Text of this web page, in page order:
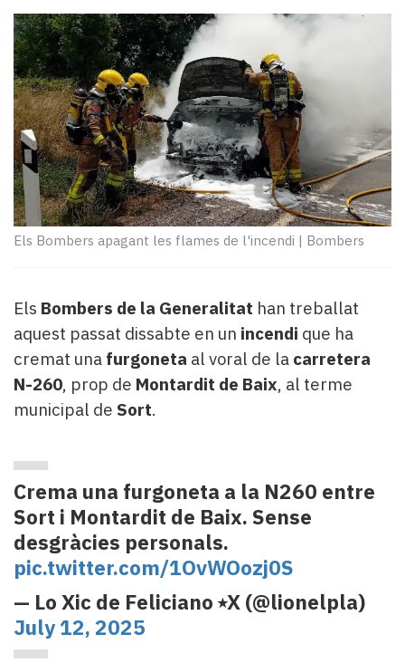
i
mitjans
El
temps
Reportatges
Entrevistes
Enquestes
A
escena!
Dis
la
teva!
newsletter
Pallars
Contingut
patrocinat
Lo
Editorial
Els Bombers apagant les flames de l'incendi | Bombers
Els Bombers de la Generalitat han treballat
aquest passat dissabte en un incendi que ha
cremat una furgoneta al voral de la carretera
N-260, prop de Montardit de Baix, al terme
municipal de Sort.
Crema una furgoneta a la N260 entre
Sort i Montardit de Baix. Sense
desgràcies personals.
pic.twitter.com/1OvWOozj0S
— Lo Xic de Feliciano ⭑X (@lionelpla)
July 12, 2025